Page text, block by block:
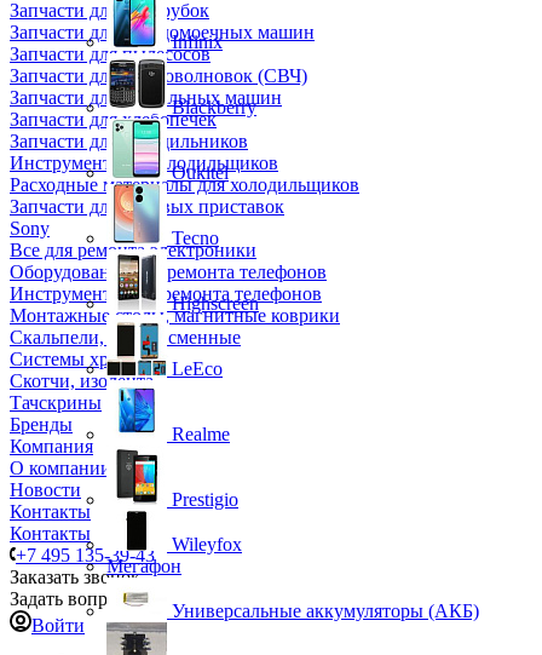
Запчасти для мясорубок
Запчасти для посудомоечных машин
Запчасти для пылесосов
Запчасти для микроволновок (СВЧ)
Запчасти для стиральных машин
Запчасти для хлебопечек
Запчасти для холодильников
Инструмент для холодильщиков
Расходные материалы для холодильщиков
Запчасти для игровых приставок
Sony
Все для ремонта электроники
Оборудование для ремонта телефонов
Инструменты для ремонта телефонов
Монтажные столы, магнитные коврики
Скальпели, лезвия сменные
Системы хранения
Скотчи, изолента
Тачскрины
Бренды
Компания
О компании
Новости
Контакты
Контакты
+7 495 135-39-43
Заказать звонок
Задать вопрос
Войти
Infinix
Blackberry
Oukitel
Tecno
Highscreen
LeEco
Realme
Prestigio
Wileyfox
Мегафон
Универсальные аккумуляторы (АКБ)